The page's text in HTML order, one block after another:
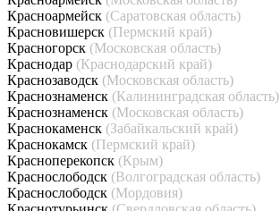
Красноармейск (Саратовская область)
Красновишерск (Пермский край)
Красногорск (Московская область)
Краснодар (Краснодарский край)
Краснозаводск (Московская область)
Краснознаменск (Калининградская область)
Краснознаменск (Московская область)
Краснокаменск (Забайкальский край)
Краснокамск (Пермский край)
Красноперекопск (Крым)
Краснослободск (Волгоградская область)
Краснослободск (Мордовия)